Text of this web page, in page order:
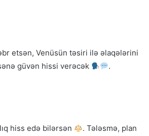
etsən, Venüsün təsiri ilə əlaqələrini
güvən hissi verəcək .
hiss edə bilərsən
. Tələsmə, plan